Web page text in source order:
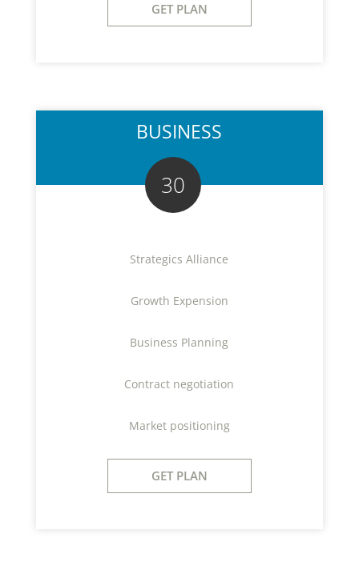
GET PLAN
BUSINESS
30
Strategics Alliance
Growth Expension
Business Planning
Contract negotiation
Market positioning
GET PLAN